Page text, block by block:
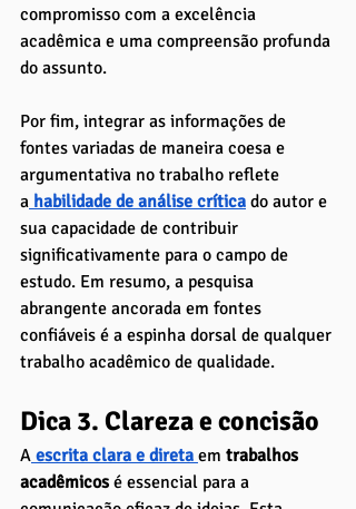
compromisso com a excelência
acadêmica e uma compreensão profunda
do assunto.
Por fim, integrar as informações de
fontes variadas de maneira coesa e
argumentativa no trabalho reflete
a habilidade de análise crítica do autor e
sua capacidade de contribuir
significativamente para o campo de
estudo. Em resumo, a pesquisa
abrangente ancorada em fontes
confiáveis é a espinha dorsal de qualquer
trabalho acadêmico de qualidade.
Dica 3. Clareza e concisão
A escrita clara e direta em trabalhos
acadêmicos é essencial para a